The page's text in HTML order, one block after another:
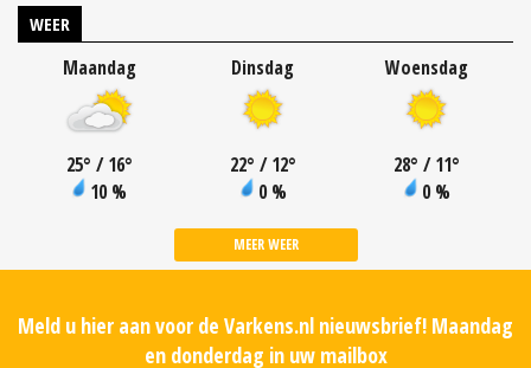
WEER
Maandag
25° / 16°
10 %
Dinsdag
22° / 12°
0 %
Woensdag
28° / 11°
0 %
MEER WEER
Meld u hier aan voor de Varkens.nl nieuwsbrief! Maandag
en donderdag in uw mailbox